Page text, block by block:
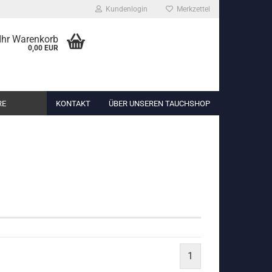
Kundenlogin Merkzettel
Ihr Warenkorb
0,00 EUR
KONTAKT ÜBER UNSEREN TAUCHSHOP
1